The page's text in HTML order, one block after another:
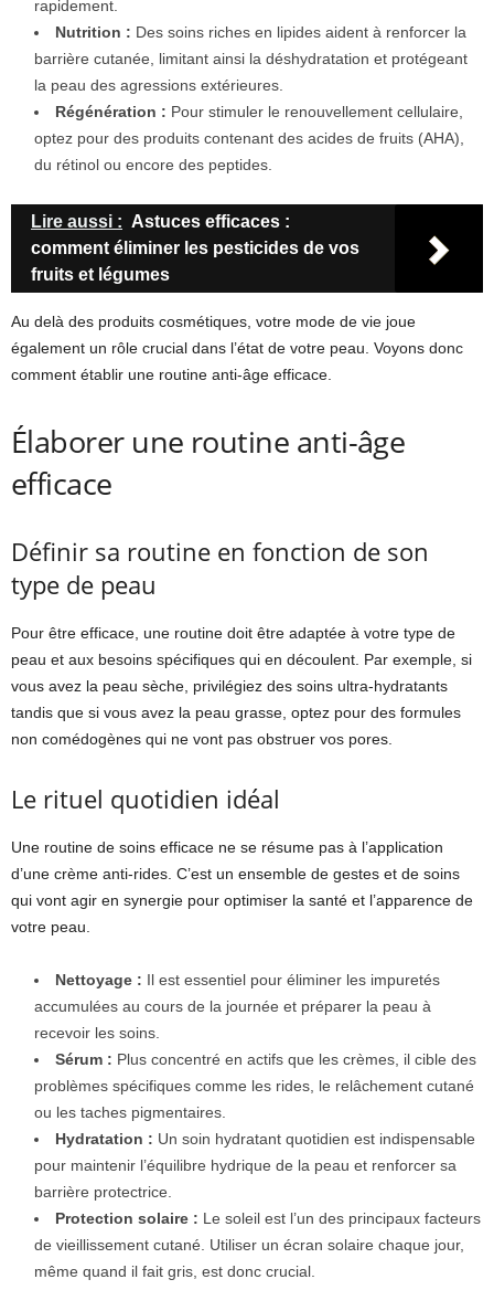
rapidement.
Nutrition : Des soins riches en lipides aident à renforcer la
barrière cutanée, limitant ainsi la déshydratation et protégeant
la peau des agressions extérieures.
Régénération : Pour stimuler le renouvellement cellulaire,
optez pour des produits contenant des acides de fruits (AHA),
du rétinol ou encore des peptides.
Lire aussi : Astuces efficaces :
comment éliminer les pesticides de vos
fruits et légumes
Au delà des produits cosmétiques, votre mode de vie joue
également un rôle crucial dans l’état de votre peau. Voyons donc
comment établir une routine anti-âge efficace.
Élaborer une routine anti-âge
efficace
Définir sa routine en fonction de son
type de peau
Pour être efficace, une routine doit être adaptée à votre type de
peau et aux besoins spécifiques qui en découlent. Par exemple, si
vous avez la peau sèche, privilégiez des soins ultra-hydratants
tandis que si vous avez la peau grasse, optez pour des formules
non comédogènes qui ne vont pas obstruer vos pores.
Le rituel quotidien idéal
Une routine de soins efficace ne se résume pas à l’application
d’une crème anti-rides. C’est un ensemble de gestes et de soins
qui vont agir en synergie pour optimiser la santé et l’apparence de
votre peau.
Nettoyage : Il est essentiel pour éliminer les impuretés
accumulées au cours de la journée et préparer la peau à
recevoir les soins.
Sérum : Plus concentré en actifs que les crèmes, il cible des
problèmes spécifiques comme les rides, le relâchement cutané
ou les taches pigmentaires.
Hydratation : Un soin hydratant quotidien est indispensable
pour maintenir l’équilibre hydrique de la peau et renforcer sa
barrière protectrice.
Protection solaire : Le soleil est l’un des principaux facteurs
de vieillissement cutané. Utiliser un écran solaire chaque jour,
même quand il fait gris, est donc crucial.